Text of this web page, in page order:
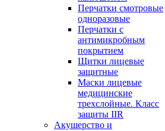
Перчатки смотровые
одноразовые
Перчатки с
антимикробным
покрытием
Щитки лицевые
защитные
Маски лицевые
медицинские
трехслойные. Класс
защиты IIR
Акушерство и